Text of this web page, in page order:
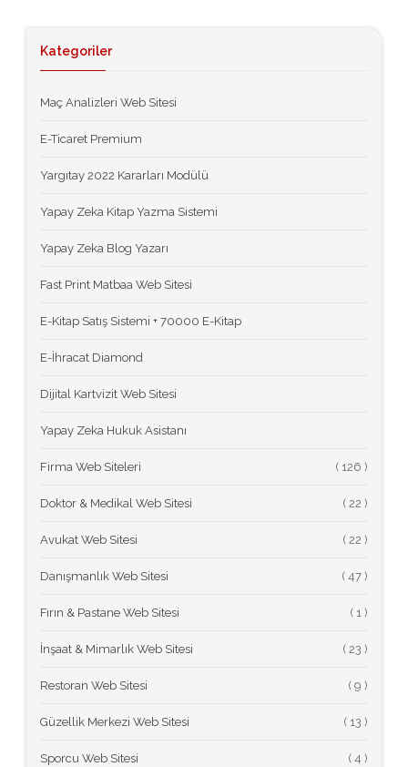
Kategoriler
Maç Analizleri Web Sitesi
E-Ticaret Premium
Yargıtay 2022 Kararları Modülü
Yapay Zeka Kitap Yazma Sistemi
Yapay Zeka Blog Yazarı
Fast Print Matbaa Web Sitesi
E-Kitap Satış Sistemi + 70000 E-Kitap
E-İhracat Diamond
Dijital Kartvizit Web Sitesi
Yapay Zeka Hukuk Asistanı
Firma Web Siteleri (
Doktor & Medikal Web Sitesi (
Avukat Web Sitesi (
Danışmanlık Web Sitesi (
Fırın & Pastane Web Sitesi (
İnşaat & Mimarlık Web Sitesi (
Restoran Web Sitesi (
Güzellik Merkezi Web Sitesi (
Sporcu Web Sitesi (